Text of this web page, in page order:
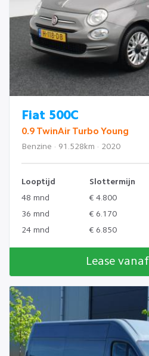
Fiat 500C
0.9 TwinAir Turbo Young
Benzine · 91.528km · 2020
Looptijd Slottermijn
48 mnd
€ 4.800
36 mnd
€ 6.170
24 mnd
€ 6.850
Lease vanaf